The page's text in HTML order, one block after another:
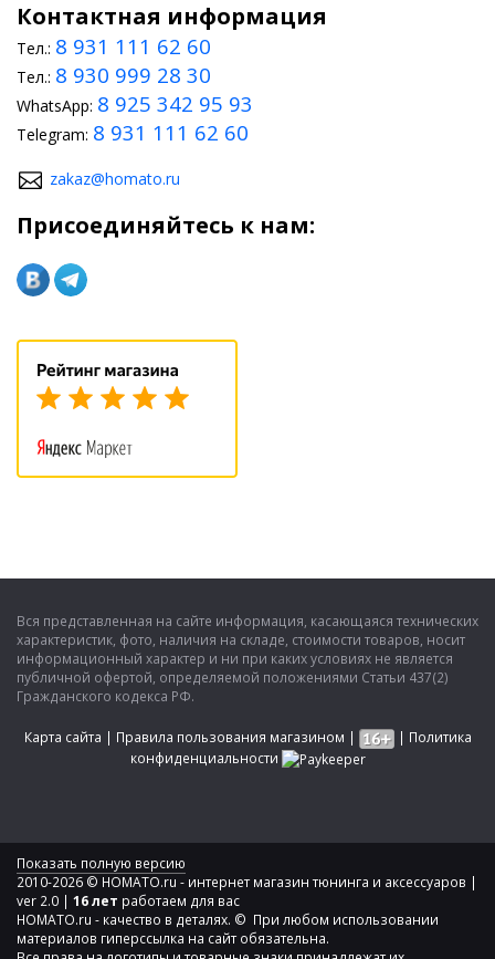
Контактная информация
Тел.: 8 931 111 62 60
Тел.: 8 930 999 28 30
WhatsApp: 8 925 342 95 93
Telegram: 8 931 111 62 60
zakaz@homato.ru
Присоединяйтесь к нам:
Вся представленная на сайте информация, касающаяся технических
характеристик, фото, наличия на складе, стоимости товаров, носит
информационный характер и ни при каких условиях не является
публичной офертой, определяемой положениями Статьи 437(2)
Гражданского кодекса РФ.
Карта сайта | Правила пользования магазином | | Политика
конфиденциальности
Показать полную версию
2010-2026 © HOMATO.ru - интернет магазин тюнинга и аксессуаров |
ver 2.0 | 16 лет работаем для вас
HOMATO.ru - качество в деталях. © При любом использовании
материалов гиперссылка на сайт обязательна.